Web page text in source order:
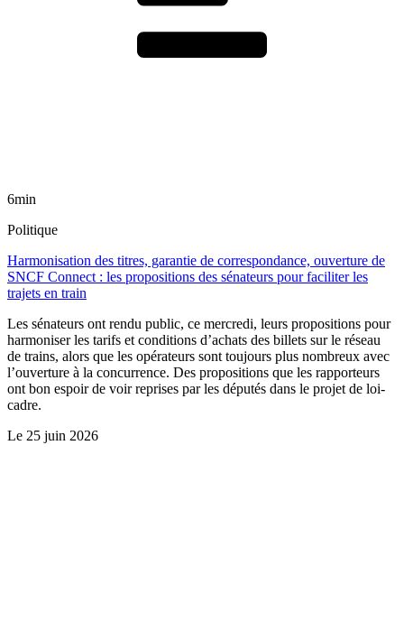
6min
Politique
Harmonisation des titres, garantie de correspondance, ouverture de
SNCF Connect : les propositions des sénateurs pour faciliter les
trajets en train
Les sénateurs ont rendu public, ce mercredi, leurs propositions pour
harmoniser les tarifs et conditions d’achats des billets sur le réseau
de trains, alors que les opérateurs sont toujours plus nombreux avec
l’ouverture à la concurrence. Des propositions que les rapporteurs
ont bon espoir de voir reprises par les députés dans le projet de loi-
cadre.
Le 25 juin 2026